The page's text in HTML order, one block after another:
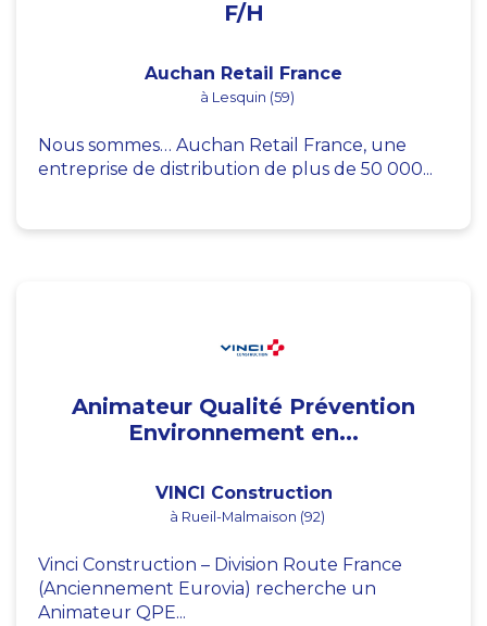
F/H
Auchan Retail France
à Lesquin (59)
Nous sommes… Auchan Retail France, une
entreprise de distribution de plus de 50 000...
Animateur Qualité Prévention
Environnement en...
VINCI Construction
à Rueil-Malmaison (92)
Vinci Construction – Division Route France
(Anciennement Eurovia) recherche un
Animateur QPE...